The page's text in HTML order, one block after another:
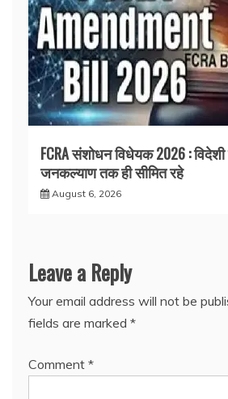
FCRA संशोधन विधेयक 2026 :
जनकल्याण तक ही सीमित रहे
August 6, 2026
Leave a Reply
Your email address will not be
fields are marked *
Comment *